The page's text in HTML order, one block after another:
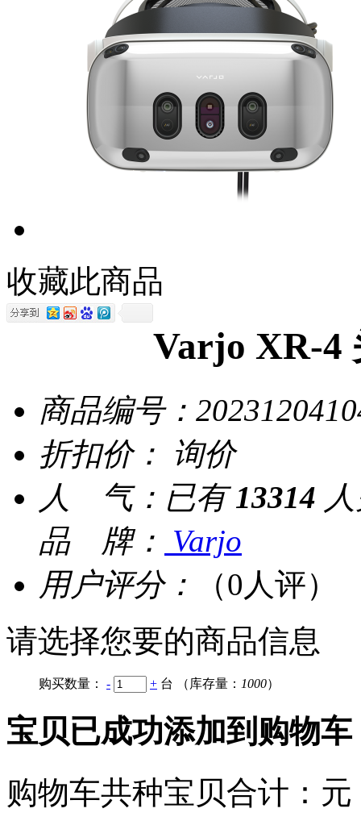
收藏此商品
Varjo XR-4
商品编号：
折扣价：
询价
人 气： 已有 13314
品 牌： Varjo
用户评分：
（0人评）
请选择您要的商品信息
购买数量： - + 台 （库存量： 1000）
宝贝已成功添加到购物车
购物车共种宝贝合计： 元